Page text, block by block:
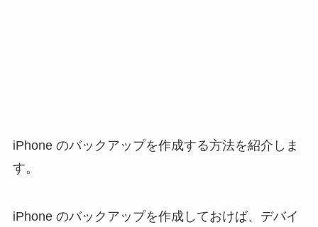
iPhone のバックアップを作成する方法を紹介しま
す。
iPhone のバックアップを作成しておけば、デバイ